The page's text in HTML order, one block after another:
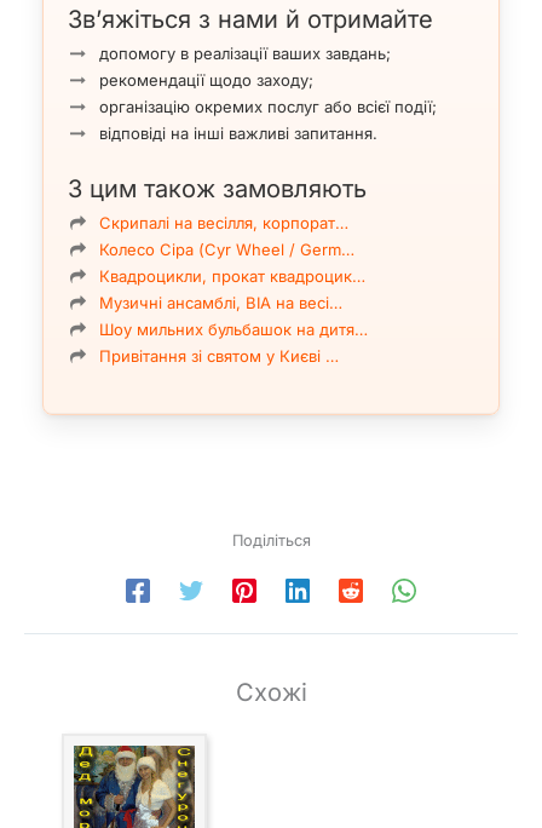
Формати заходів: весілля, корпоративи, ювілеї, дні
народження, презентації та приватні свята.
Особливість: поєднання роботи ведучого та
режисерського підходу до програми події.
Гонорар ведучого: від $200.
Антона Молодецького можна замовити з
в ArtMuz організацію події від А до Я, наприклад
корпоративного свята або вечірки — докладніше
дивіться
Атмосфера свята
Головна цінність Антона як ведучого — уміння зробити
захід живим, але не хаотичним. Він тримає контакт із
м’яко й доречно, а важливі моменти програми подає з
Нижче ArtMuz представляєвідео
працював Антон Молодецький.
Зв’яжіться з нами й отримайте
допомогу в реалізації ваших завдань;
рекомендації щодо заходу;
організацію окремих послуг або всієї події;
відповіді на інші важливі запитання.
З цим також замовляють
Скрипалі на весілля, корпорат…
Колесо Сіра (Cyr Wheel / Germ…
Квадроцикли, прокат квадроцик…
Музичні ансамблі, ВІА на весі…
Шоу мильних бульбашок на дитя…
Привітання зі святом у Києві …
Поділіться
Схожі